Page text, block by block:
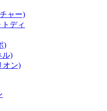
ャー)
トディ
)
ル)
オン)